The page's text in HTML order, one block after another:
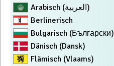
Arabisch (العربية)
Berlinerisch
Bulgarisch (Български)
Dänisch (Dansk)
Flämisch (Vlaams)